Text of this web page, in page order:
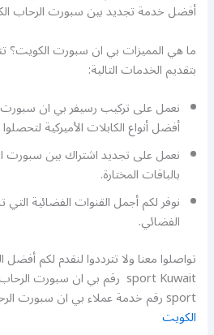
أفضل خدمة تجديد بين سبورت الرحاب
ما هي المميزات بي ان سبورت الكويت؟
بتقديم الخدمات التالية:
نعمل على تركيب رسيفر بي ان
أفضل أنواع الكابلات الأميركية
نعمل على تجديد اشتراك بين سبورت
بالباقات المختارة.
نوفر لكم أجمل القنوات الفضائية التي
الفضائي.
sport رقم خدمة عملاء بي ان سبورت الرحاب
الكويت